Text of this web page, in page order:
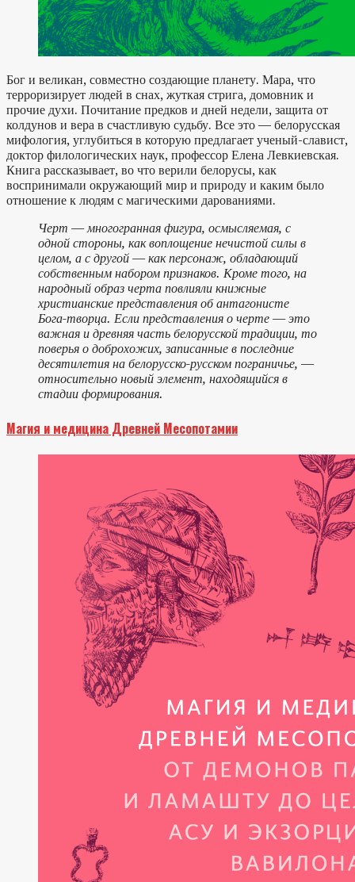
Бог и великан, совместно создающие планету. Мара, что
терроризирует людей в снах, жуткая стрига, домовник и
прочие духи. Почитание предков и дней недели, защита от
колдунов и вера в счастливую судьбу. Все это — белорусская
мифология, углубиться в которую предлагает ученый-славист,
доктор филологических наук, профессор Елена Левкиевская.
Книга рассказывает, во что верили белорусы, как
воспринимали окружающий мир и природу и каким было
отношение к людям с магическими дарованиями.
Черт — многогранная фигура, осмысляемая, с
одной стороны, как воплощение нечистой силы в
целом, а с другой — как персонаж, обладающий
собственным набором признаков. Кроме того, на
народный образ черта повлияли книжные
христианские представления об антагонисте
Бога-творца. Если представления о черте — это
важная и древняя часть белорусской традиции, то
поверья о доброхожих, записанные в последние
десятилетия на белорусско-русском пограничье, —
относительно новый элемент, находящийся в
стадии формирования.
Магия и медицина Древней Месопотамии